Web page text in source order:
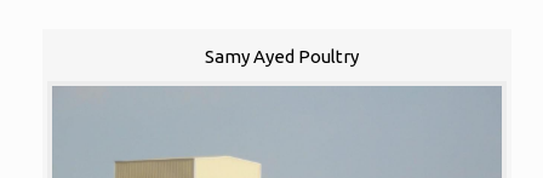
Samy Ayed Poultry